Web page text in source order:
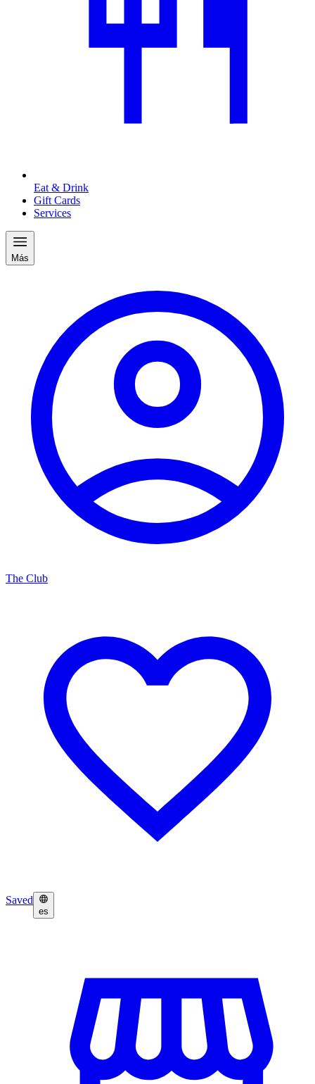
Eat & Drink
Gift Cards
Services
Más
The Club
Saved
es